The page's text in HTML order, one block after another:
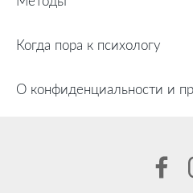
Когда пора к психологу
О конфиденциальности и